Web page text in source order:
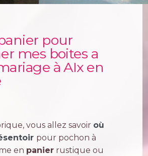
pour
mes boites a
à AIx en
vous allez savoir où
pour pochon à
en panier rustique ou